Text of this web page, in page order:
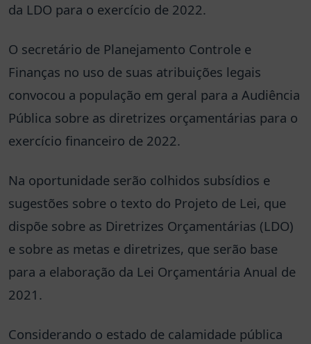
da LDO para o exercício de 2022.
O secretário de Planejamento Controle e
Finanças no uso de suas atribuições legais
convocou a população em geral para a Audiência
Pública sobre as diretrizes orçamentárias para o
exercício financeiro de 2022.
Na oportunidade serão colhidos subsídios e
sugestões sobre o texto do Projeto de Lei, que
dispõe sobre as Diretrizes Orçamentárias (LDO)
e sobre as metas e diretrizes, que serão base
para a elaboração da Lei Orçamentária Anual de
2021.
Considerando o estado de calamidade pública